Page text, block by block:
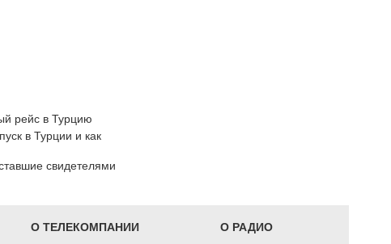
рейс в Турцию
в Турции и как
свидетелями
О ТЕЛЕКОМПАНИИ О РАДИО